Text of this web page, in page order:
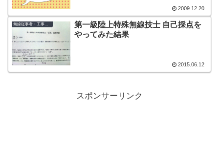
2009.12.20
無線従事者・工事担任者
第一級陸上特殊無線技士 自己採点を
やってみた結果
2015.06.12
スポンサーリンク